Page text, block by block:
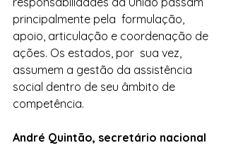
principalmente pela  formulação,
apoio, articulação e coordenação de
ações. Os estados, por  sua vez,
assumem a gestão da assistência
social dentro de seu âmbito de
competência.
André Quintão, secretário nacional